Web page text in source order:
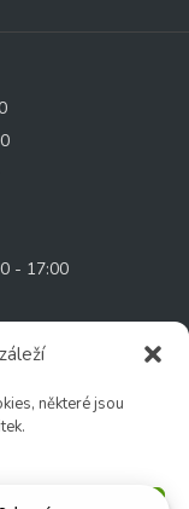
některé jsou
- 17:00